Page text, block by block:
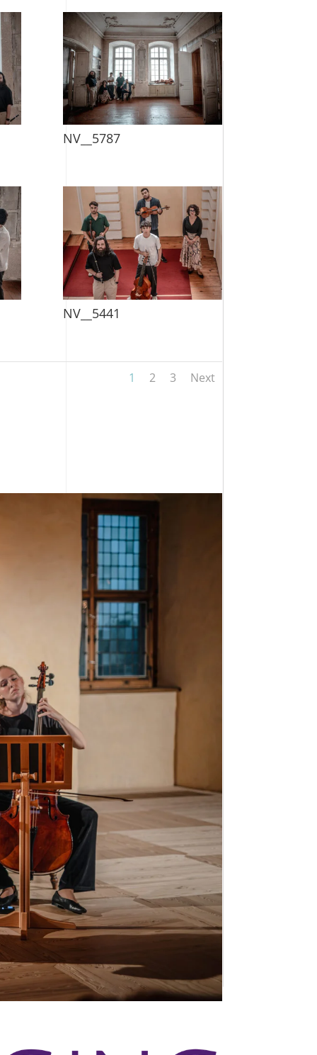
NV__5787
NV__5441
1 2 3 Next